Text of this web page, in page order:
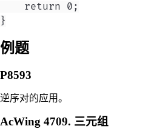
    return 0;
例题
P8593
逆序对的应用。
AcWing 4709. 三元组